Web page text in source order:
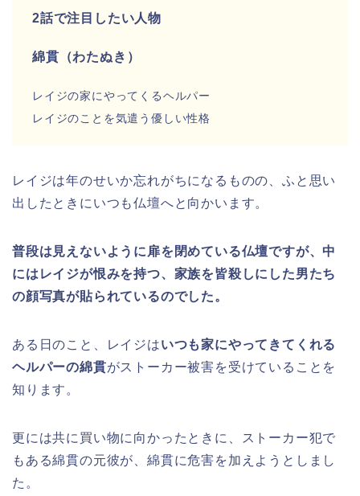
2話で注目したい人物
綿貫（わたぬき）
レイジの家にやってくるヘルパー
レイジのことを気遣う優しい性格
レイジは年のせいか忘れがちになるものの、ふと思い
出したときにいつも仏壇へと向かいます。
普段は見えないように扉を閉めている仏壇ですが、中
にはレイジが恨みを持つ、家族を皆殺しにした男たち
の顔写真が貼られているのでした。
ある日のこと、レイジはいつも家にやってきてくれる
ヘルパーの綿貫がストーカー被害を受けていることを
知ります。
更には共に買い物に向かったときに、ストーカー犯で
もある綿貫の元彼が、綿貫に危害を加えようとしまし
た。